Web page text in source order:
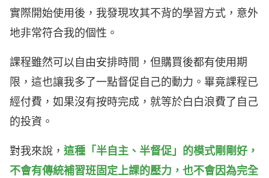
實際開始使用後，我發現攻其不背的學習方式，意外
地非常符合我的個性。
課程雖然可以自由安排時間，但購買後都有使用期
限，這也讓我多了一點督促自己的動力。畢竟課程已
經付費，如果沒有按時完成，就等於白白浪費了自己
的投資。
對我來說， 這種「半自主、半督促」的模式剛剛好，
不會有傳統補習班固定上課的壓力，也不會因為完全